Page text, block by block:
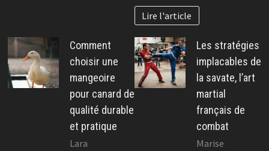
Lire l'article
Comment
choisir une
mangeoire
pour canard de
qualité durable
et pratique
Lara
Les stratégies
implacables de
la savate, l’art
martial
français de
combat
Marise